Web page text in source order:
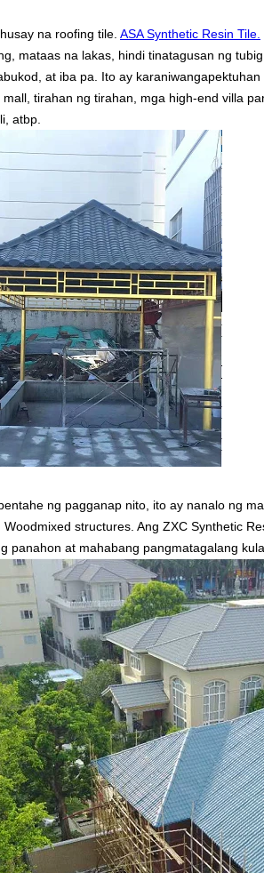
na roofing tile. ASA Synthetic Resin Tile.
mataas na lakas, hindi tinatagusan ng
at iba pa. Ito ay
tirahan ng tirahan, mga high-end villa
atbp.
ng pagganap nito, ito ay nanalo ng
Woodmixed structures. Ang ZXC Synthetic
panahon at mahabang pangmatagalang